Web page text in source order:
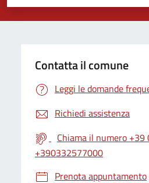
Valuta 5 stelle su
Valuta 4 stelle su 5
Valuta 3 stelle su 5
Valuta 2 stelle su 5
Valuta 1 stelle su 5
Contatta il comune
Leggi le domande
Richiedi assistenza
Chiama il numero
+390332577000
Prenota appuntamento